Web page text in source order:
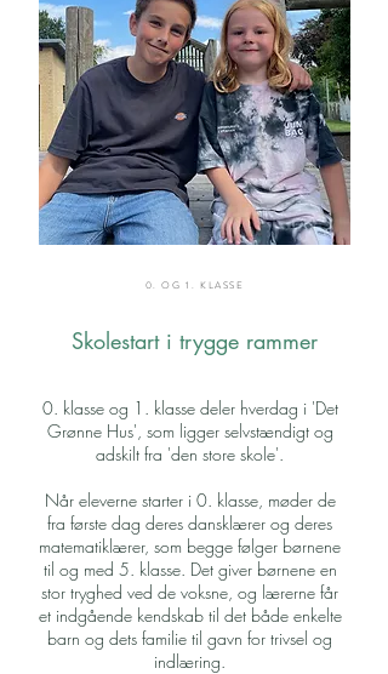
0. OG 1. KLASSE
Skolestart i trygge rammer
0. klasse og 1. klasse deler hverdag i 'Det
Grønne Hus', som ligger selvstændigt og
adskilt fra 'den store skole'.
Når eleverne starter i 0. klasse, møder de
fra første dag deres dansklærer og deres
matematiklærer, som begge følger børnene
til og med 5. klasse. Det giver børnene en
stor tryghed ved de voksne, og lærerne får
et indgående kendskab til det både enkelte
barn og dets familie til gavn for trivsel og
indlæring.